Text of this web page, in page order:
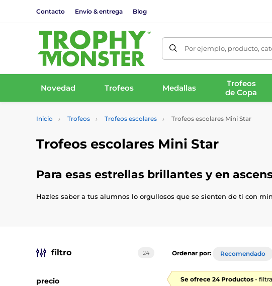
Contacto Envío & entrega Blog
Por ejemplo, producto,
Novedad Trofeos Medallas
Trofeos
de Copa
Inicio Trofeos Trofeos escolares Trofeos escolares Mini Star
Trofeos escolares Mini Star
Para esas estrellas brillantes y en
Hazles saber a tus alumnos lo orgullosos que se sienten de ti con
filtro 24
precio
Ordenar por: Recomendado
Se ofrece 24 Productos -